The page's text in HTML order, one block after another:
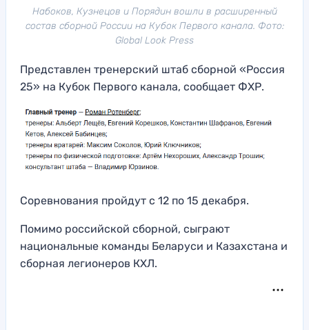
Набоков, Кузнецов и Порядин вошли в расширенный
состав сборной России на Кубок Первого канала. Фото:
Global Look Press
Представлен тренерский штаб сборной «Россия
25» на Кубок Первого канала, сообщает ФХР.
Соревнования пройдут с 12 по 15 декабря.
Помимо российской сборной, сыграют
национальные команды Беларуси и Казахстана и
сборная легионеров КХЛ.